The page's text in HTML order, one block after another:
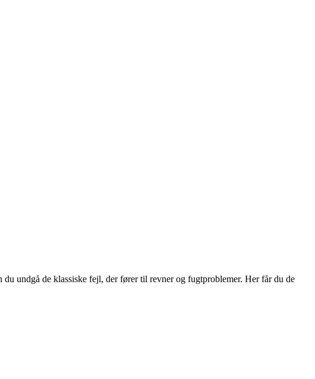
undgå de klassiske fejl, der fører til revner og fugtproblemer. Her får du de